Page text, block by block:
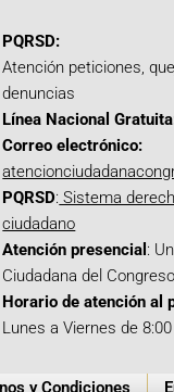
PQRSD:
Atención peticiones,
denuncias
Línea Nacional
Correo electrónico:
PQRSD: Sistema
ciudadano
Atención presencial :
Ciudadana del
Horario de atención al
Lunes a Viernes de
y Condiciones